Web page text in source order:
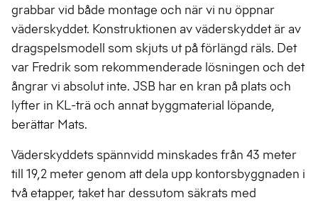
grabbar vid både montage och när vi nu öppnar
väderskyddet. Konstruktionen av väderskyddet är av
dragspelsmodell som skjuts ut på förlängd räls. Det
var Fredrik som rekommenderade lösningen och det
ångrar vi absolut inte. JSB har en kran på plats och
lyfter in KL-trä och annat byggmaterial löpande,
berättar Mats.
Väderskyddets spännvidd minskades från 43 meter
till 19,2 meter genom att dela upp kontorsbyggnaden i
två etapper, taket har dessutom säkrats med